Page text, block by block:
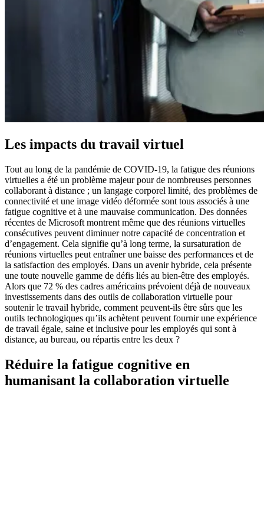
Les impacts du travail virtuel
Tout au long de la pandémie de COVID-19, la fatigue des réunions
virtuelles a été un problème majeur pour de nombreuses personnes
collaborant à distance ; un langage corporel limité, des problèmes de
connectivité et une image vidéo déformée sont tous associés à une
fatigue cognitive et à une mauvaise communication. Des données
récentes de Microsoft montrent même que des réunions virtuelles
consécutives peuvent diminuer notre capacité de concentration et
d’engagement. Cela signifie qu’à long terme, la sursaturation de
réunions virtuelles peut entraîner une baisse des performances et de
la satisfaction des employés. Dans un avenir hybride, cela présente
une toute nouvelle gamme de défis liés au bien-être des employés.
Alors que 72 % des cadres américains prévoient déjà de nouveaux
investissements dans des outils de collaboration virtuelle pour
soutenir le travail hybride, comment peuvent-ils être sûrs que les
outils technologiques qu’ils achètent peuvent fournir une expérience
de travail égale, saine et inclusive pour les employés qui sont à
distance, au bureau, ou répartis entre les deux ?
Réduire la fatigue cognitive en
humanisant la collaboration virtuelle